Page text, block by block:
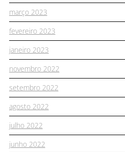
março 2023
fevereiro 2023
janeiro 2023
novembro 2022
setembro 2022
agosto 2022
julho 2022
junho 2022